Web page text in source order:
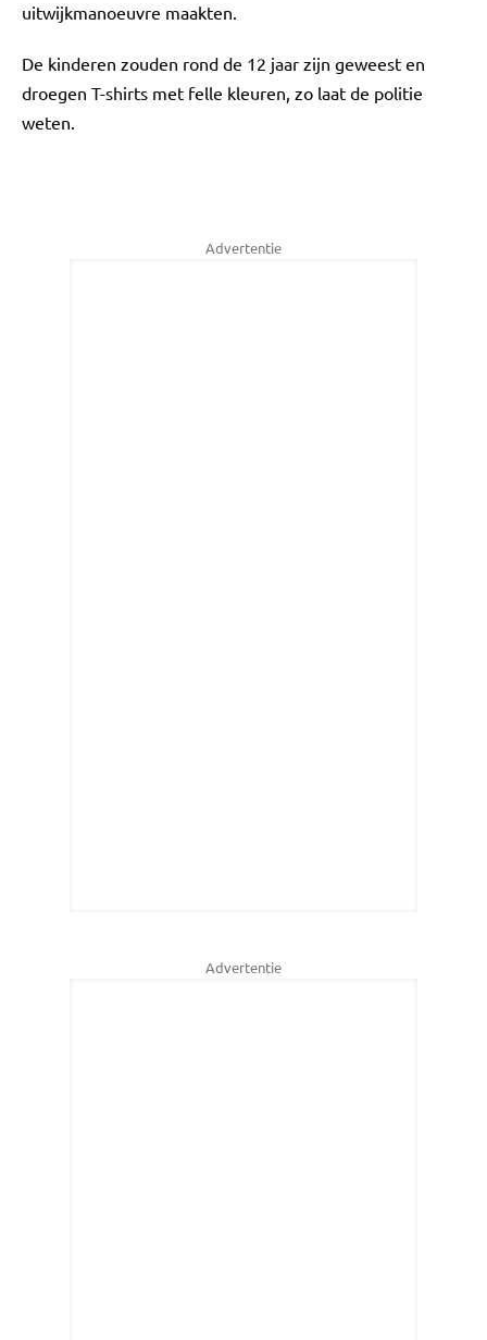
uitwijkmanoeuvre maakten.
De kinderen zouden rond de 12 jaar zijn geweest en
droegen T-shirts met felle kleuren, zo laat de politie
weten.
Advertentie
Advertentie